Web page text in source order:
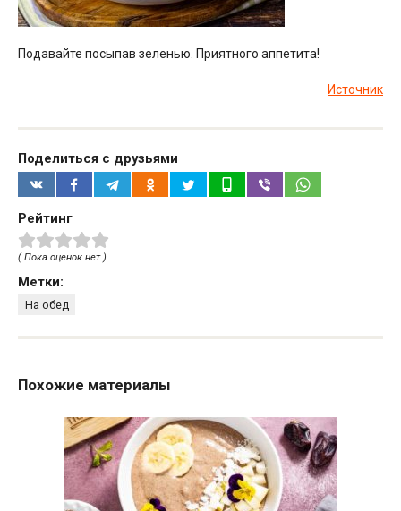
Подавайте посыпав зеленью. Приятного аппетита!
Источник
Поделиться с друзьями
Рейтинг
( Пока оценок нет )
Метки:
На обед
Похожие материалы